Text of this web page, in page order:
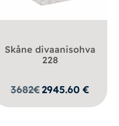
Skåne divaanisohva
228
3682€2945.60€